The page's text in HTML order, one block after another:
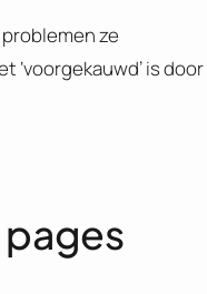
ze
‘voorgekauwd’ is door